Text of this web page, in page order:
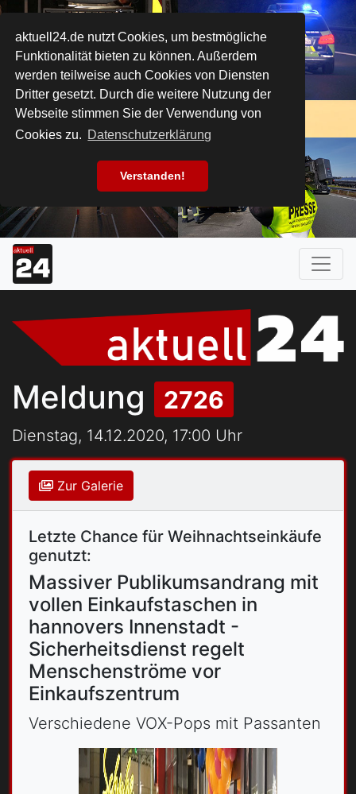
aktuell24.de nutzt Cookies, um bestmögliche
Funktionalität bieten zu können. Außerdem
werden teilweise auch Cookies von Diensten
Dritter gesetzt. Durch die weitere Nutzung der
Webseite stimmen Sie der Verwendung von
Cookies zu. Datenschutzerklärung
Verstanden!
Meldung 2726
Dienstag, 14.12.2020, 17:00 Uhr
Zur Galerie
Letzte Chance für Weihnachtseinkäufe
genutzt:
Massiver Publikumsandrang mit
vollen Einkaufstaschen in
hannovers Innenstadt -
Sicherheitsdienst regelt
Menschenströme vor
Einkaufszentrum
Verschiedene VOX-Pops mit Passanten